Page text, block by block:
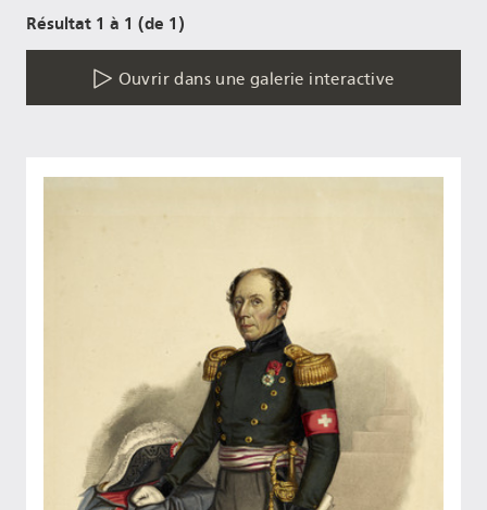
Résultat 1 à 1 (de 1)
Ouvrir dans une galerie interactive